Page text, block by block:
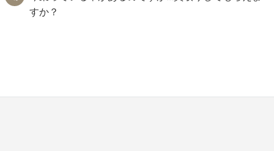
すか？